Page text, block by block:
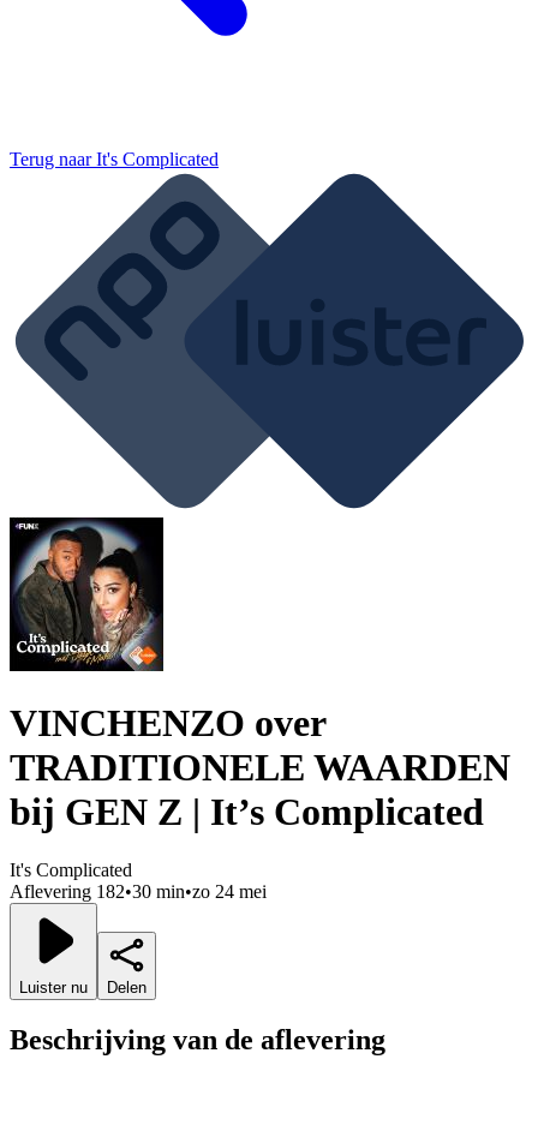
Terug naarIt's Complicated
VINCHENZO over
TRADITIONELE WAARDEN
bij GEN Z | It’s Complicated
It's Complicated
Aflevering 182•30 min•zo 24 mei
Luister nu Delen
Beschrijving van de aflevering